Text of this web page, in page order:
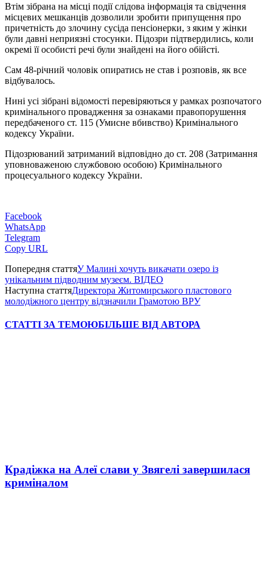
Втім зібрана на місці події слідова інформація та свідчення
місцевих мешканців дозволили зробити припущення про
причетність до злочину сусіда пенсіонерки, з яким у жінки
були давні неприязні стосунки. Підозри підтвердились, коли
окремі її особисті речі були знайдені на його обійсті.
Сам 48-річний чоловік опиратись не став і розповів, як все
відбувалось.
Нині усі зібрані відомості перевіряються у рамках розпочатого
кримінального провадження за ознаками правопорушення
передбаченого ст. 115 (Умисне вбивство) Кримінального
кодексу України.
Підозрюваний затриманий відповідно до ст. 208 (Затримання
уповноваженою службовою особою) Кримінального
процесуального кодексу України.
Facebook
WhatsApp
Telegram
Copy URL
Попередня статтяУ Малині хочуть викачати озеро із
унікальним підводним музеєм. ВІДЕО
Наступна статтяДиректора Житомирського пластового
молодіжного центру відзначили Грамотою ВРУ
СТАТТІ ЗА ТЕМОЮБІЛЬШЕ ВІД АВТОРА
Крадіжка на Алеї слави у Звягелі завершилася
криміналом